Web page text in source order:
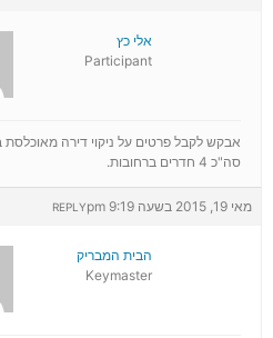
אלי כץ
Participant
סה"כ 4 חדרים ברחובות.
מאי 19, 2015 בשעה 9:19 pm REPLY
הבית המבריק
Keymaster